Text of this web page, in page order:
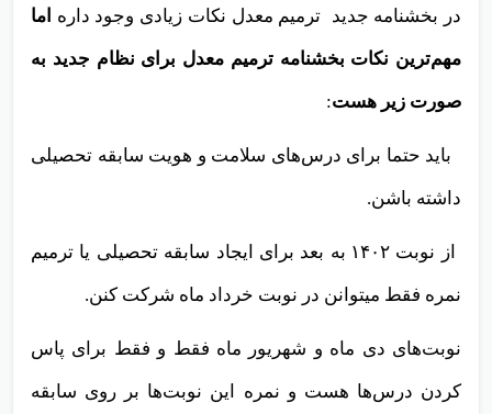
در بخشنامه جدید ترمیم معدل نکات زیادی وجود داره اما
مهم‌ترین نکات بخشنامه ترمیم معدل برای نظام جدید به
صورت زیر هست:
باید حتما برای درس‌های سلامت و هویت سابقه تحصیلی
داشته باشن.
از نوبت ۱۴۰۲ به بعد برای ایجاد سابقه تحصیلی یا ترمیم
نمره فقط میتوانن در نوبت خرداد ماه شرکت کنن.
نوبت‌های دی ماه و شهریور ماه فقط و فقط برای پاس
کردن درس‌ها هست و نمره این نوبت‌ها بر روی سابقه